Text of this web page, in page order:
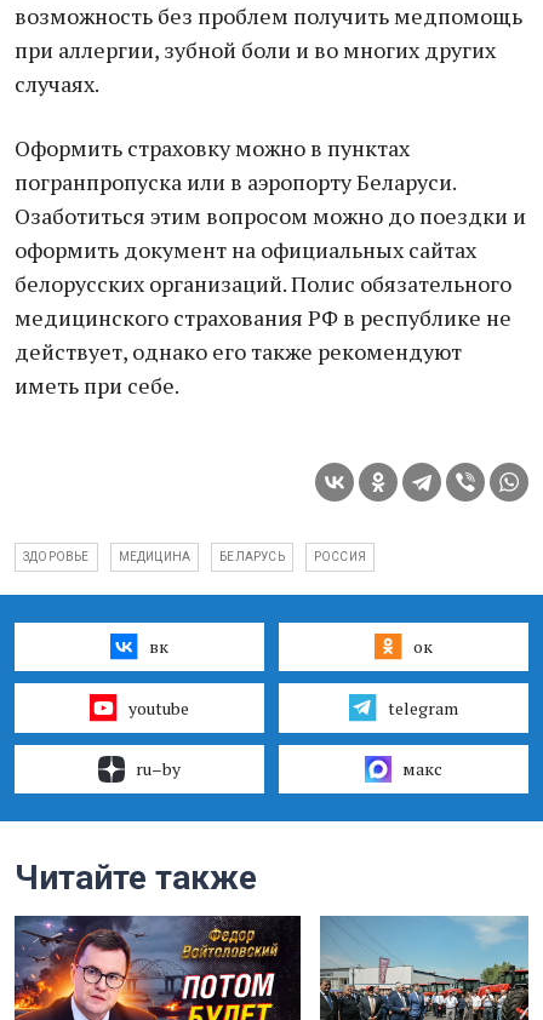
возможность без проблем получить медпомощь
при аллергии, зубной боли и во многих других
случаях.
Оформить страховку можно в пунктах
погранпропуска или в аэропорту Беларуси.
Озаботиться этим вопросом можно до поездки и
оформить документ на официальных сайтах
белорусских организаций. Полис обязательного
медицинского страхования РФ в республике не
действует, однако его также рекомендуют
иметь при себе.
ЗДОРОВЬЕ МЕДИЦИНА БЕЛАРУСЬ РОССИЯ
вк ок
youtube telegram
ru–by макс
Читайте также